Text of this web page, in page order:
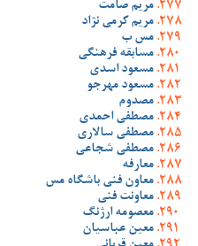
مریم صامت
مریم کرمی نژاد
مس ب
مسابقه فرهنگی
مسعود اسدی
مسعود مهرجو
مصدوم
مصطفی احمدی
مصطفی سالاری
مصطفی شجاعی
معارفه
معاون فنی باشگاه مس
معاونت فنی
معصومه ارژنگ
معین عباسیان